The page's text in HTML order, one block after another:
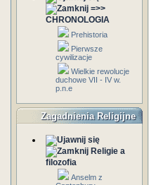
=>>
CHRONOLOGIA
Prehistoria
Pierwsze
cywilizacje
Wielkie rewolucje
duchowe VII - IV w.
p.n.e
Zagadnienia Religijne
Religie a
filozofia
Anselm z